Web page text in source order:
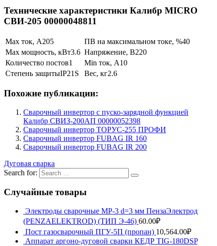
Технические характеристики Калибр MICRO
СВИ-205 00000048811
Max ток, А205 ПВ на максимальном токе, %40
Max мощность, кВт3.6 Напряжение, В220
Количество постов1 Min ток, А10
Степень защитыIP21S Вес, кг2.6
Похожие публикации:
Сварочный инвертор с пуско-зарядной функцией
Калибр СВИЗ-200АП 00000052398
Сварочный инвертор ТОРУС-255 ПРОФИ
Сварочный инвертор FUBAG IR 160
Сварочный инвертор FUBAG IR 200
Дуговая сварка
Search for:
Случайные товары
Электроды сварочные МР-3 d=3 мм ПензаЭлектрод
(PENZAELEKTROD) (ТИП Э-46) 60.00₽
Пост газосварочный ПГУ-5П (пропан) 10,564.00₽
Аппарат аргоно-дуговой сварки КЕДР TIG-180DSP